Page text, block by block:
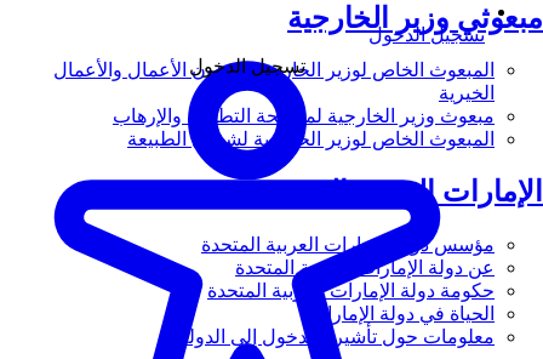
مبعوثي وزير الخارجية
المبعوث الخاص لوزير الخارجية لشؤون الأعمال والأعمال
الخيرية
مبعوث وزير الخارجية لمكافحة التطرف والإرهاب
المبعوث الخاص لوزير الخارجية لشؤون الطبيعة
الإمارات العربية المتحدة
مؤسس دولة الإمارات العربية المتحدة
عن دولة الإمارات العربية المتحدة
حكومة دولة الإمارات العربية المتحدة
الحياة في دولة الإمارات
معلومات حول تأشيرة الدخول إلى الدولة
تسجيل الدخول
تسجيل الدخول